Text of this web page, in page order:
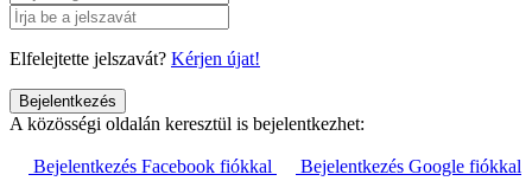
Elfelejtette jelszavát? Kérjen újat!
Bejelentkezés
A közösségi oldalán keresztül is bejelentkezhet:
Bejelentkezés Facebook fiókkal
Bejelentkezés Google fiókkal